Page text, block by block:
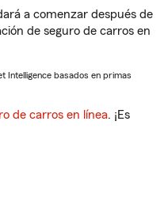
a comenzar después de
de seguro de carros en
Intelligence basados en primas
de carros en línea. ¡Es